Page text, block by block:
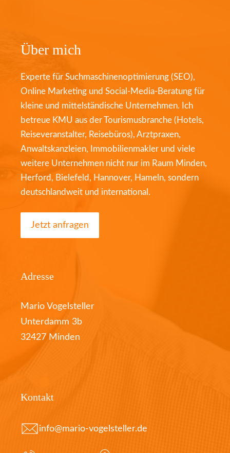
Über mich
Experte für Suchmaschinenoptimierung (SEO),
Online Marketing und Social-Media-Beratung für
kleine und mittelständische Unternehmen. Ich
betreue KMU aus der Tourismusbranche (Hotels,
Reiseveranstalter, Reisebüros), Arztpraxen,
Anwaltskanzleien, Immobilienmakler und viele
weitere Unternehmen nicht nur im Raum Minden,
Herford, Bielefeld, Hannover, Hameln, sondern
deutschlandweit und international.
Jetzt anfragen
Adresse
Mario Vogelsteller
Unterdamm 3b
32427 Minden
Kontakt
info@mario-vogelsteller.de